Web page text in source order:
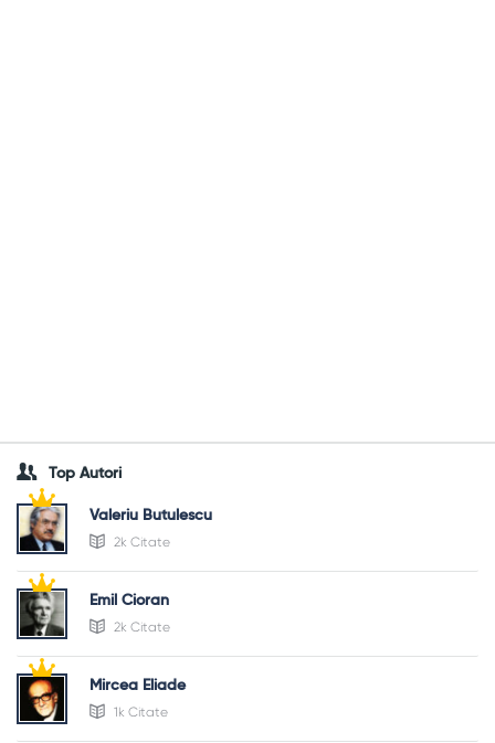
Top Autori
Valeriu Butulescu
2k Citate
Emil Cioran
2k Citate
Mircea Eliade
1k Citate